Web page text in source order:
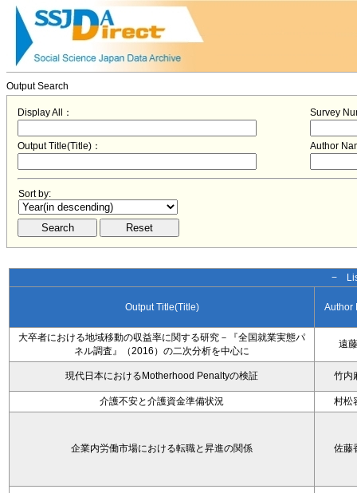
Output Search
Display All： Survey
Output Title(Title)： Author
Sort by:
−
Output Title(Title) Author
大卒者における地域移動の収益率に関する研究－『全国就業実態パ
ネル調査』（2016）の二次分析を中心に
遠
現代日本におけるMotherhood Penaltyの検証 竹内
介護不安と介護資金準備状況 村松
企業内労働市場における転職と昇進の関係 佐藤